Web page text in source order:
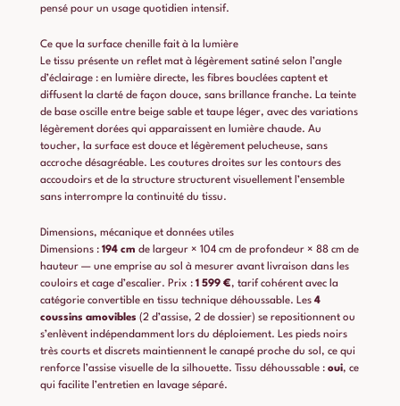
pensé pour un usage quotidien intensif.
Ce que la surface chenille fait à la lumière
Le tissu présente un reflet mat à légèrement satiné selon l’angle
d’éclairage : en lumière directe, les fibres bouclées captent et
diffusent la clarté de façon douce, sans brillance franche. La teinte
de base oscille entre beige sable et taupe léger, avec des variations
légèrement dorées qui apparaissent en lumière chaude. Au
toucher, la surface est douce et légèrement pelucheuse, sans
accroche désagréable. Les coutures droites sur les contours des
accoudoirs et de la structure structurent visuellement l’ensemble
sans interrompre la continuité du tissu.
Dimensions, mécanique et données utiles
Dimensions : 194 cm de largeur × 104 cm de profondeur × 88 cm de
hauteur — une emprise au sol à mesurer avant livraison dans les
couloirs et cage d’escalier. Prix : 1 599 €, tarif cohérent avec la
catégorie convertible en tissu technique déhoussable. Les 4
coussins amovibles (2 d’assise, 2 de dossier) se repositionnent ou
s’enlèvent indépendamment lors du déploiement. Les pieds noirs
très courts et discrets maintiennent le canapé proche du sol, ce qui
renforce l’assise visuelle de la silhouette. Tissu déhoussable : oui, ce
qui facilite l’entretien en lavage séparé.